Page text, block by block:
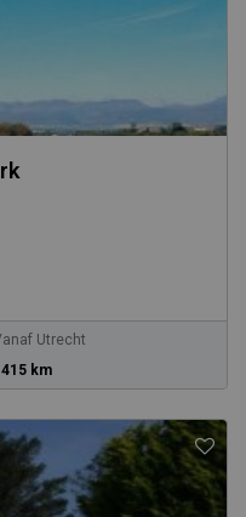
Utrecht
km